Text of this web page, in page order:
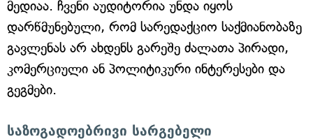
მედიაა. ჩვენი აუდიტორია უნდა იყოს
დარწმუნებული, რომ სარედაქციო საქმიანობაზე
გავლენას არ ახდენს გარეშე ძალათა პირადი,
კომერციული ან პოლიტიკური ინტერესები და
გეგმები.
საზოგადოებრივი სარგებელი